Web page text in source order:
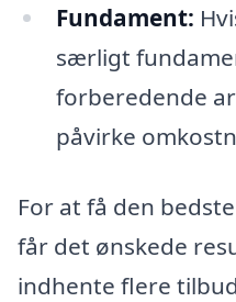
Fundament:
særligt
forberedende
påvirke
For at få den
får det ønskede
indhente flere